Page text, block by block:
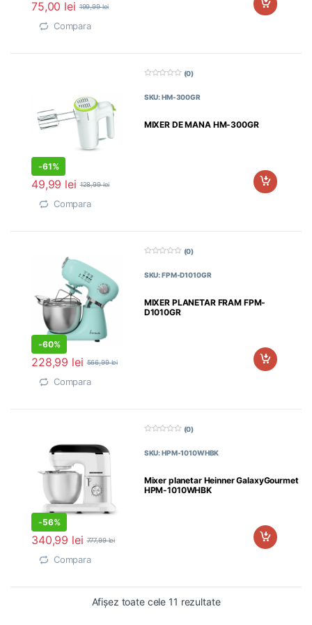
75,00 lei 199,99lei
Compara
-61%
MIXER DE MANA HM-300GR
i
(0)
SKU: HM-300GR
49,99 lei 128,99lei
Compara
-60%
MIXER PLANETAR FRAM FPM-
D1010GR
i
(0)
SKU: FPM-D1010GR
228,99 lei 566,99lei
Compara
-56%
Mixer planetar Heinner GalaxyGourmet
HPM-1010WHBK
i
(0)
SKU: HPM-1010WHBK
340,99 lei 777,99lei
Compara
Afișez toate cele 11 rezultate